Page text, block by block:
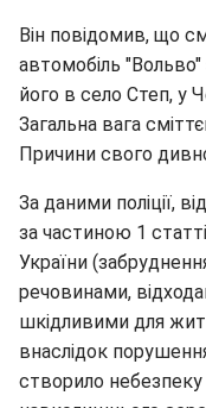
Він повідомив, що
автомобіль
його в село Степ, у
Загальна вага
Причини свого
За даними поліції,
за частиною 1
України
речовинами,
шкідливими для
внаслідок
створило